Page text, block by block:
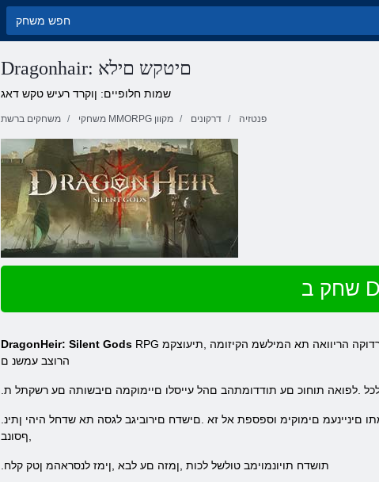
Dragonhair: םיטקש םילא
שמות חלופיים: ןוקרד רעיש טקש דאג
משחקים ברשת משחקי MMORPG מקוון דרקונים פנטזיה
DragonHeir: Silent Gods RPG םכל הכחמ םינוקרד .בשחמל ןימז קחשמה .תוכומנ םיעוציבה תושירד .תיתואיצמו הפי הקיפרגה .קחשמה לש תרדוקה הריוואה תא המילשמ הקיזומה ,תיעוצקמ
הרוצב עמשנ ם
.לפואה תוחוכ םע תודדומתהב םהל עייסלו םיימוקמה םיבשותה םע רשקתל ת
,ףסונב
.תושדח תויונמוימב טולשל לכות ,ןמזה םע לבא ,ןימז לנסראהמ ןטק קלח